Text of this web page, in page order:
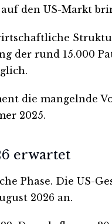
den US-Markt
der rund 15.000
die mangelnde
2025.
erwartet
Phase. Die US-
2026 an.